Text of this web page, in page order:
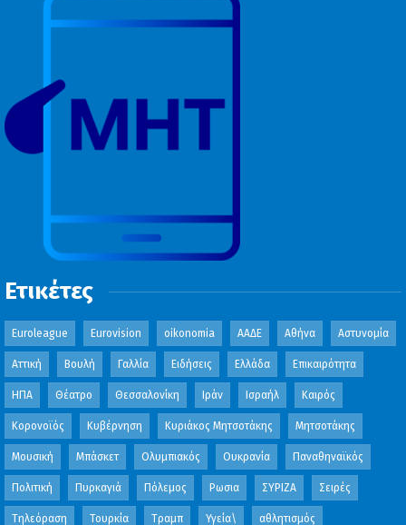
Ετικέτες
Euroleague Eurovision oikonomia ΑΑΔΕ Αθήνα Αστυνομία
Αττική Βουλή Γαλλία Ειδήσεις Ελλάδα Επικαιρότητα
ΗΠΑ Θέατρο Θεσσαλονίκη Ιράν Ισραήλ Καιρός
Κορονοϊός Κυβέρνηση Κυριάκος Μητσοτάκης Μητσοτάκης
Μουσική Μπάσκετ Ολυμπιακός Ουκρανία Παναθηναϊκός
Πολιτική Πυρκαγιά Πόλεμος Ρωσια ΣΥΡΙΖΑ Σειρές
Τηλεόραση Τουρκία Τραμπ Υγεία\ αθλητισμός